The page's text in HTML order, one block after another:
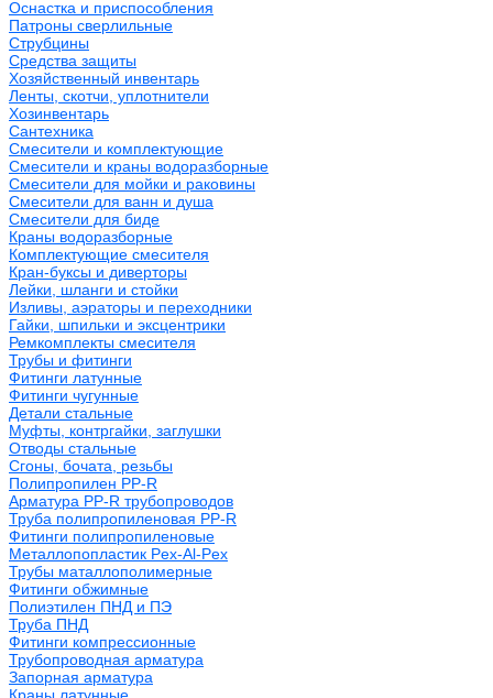
Оснастка и приспособления
Патроны сверлильные
Струбцины
Средства защиты
Хозяйственный инвентарь
Ленты, скотчи, уплотнители
Хозинвентарь
Сантехника
Смесители и комплектующие
Смесители и краны водоразборные
Смесители для мойки и раковины
Смесители для ванн и душа
Смесители для биде
Краны водоразборные
Комплектующие смесителя
Кран-буксы и диверторы
Лейки, шланги и стойки
Изливы, аэраторы и переходники
Гайки, шпильки и эксцентрики
Ремкомплекты смесителя
Трубы и фитинги
Фитинги латунные
Фитинги чугунные
Детали стальные
Муфты, контргайки, заглушки
Отводы стальные
Сгоны, бочата, резьбы
Полипропилен PP-R
Арматура PP-R трубопроводов
Труба полипропиленовая PP-R
Фитинги полипропиленовые
Металлопопластик Pex-Al-Pex
Трубы маталлополимерные
Фитинги обжимные
Полиэтилен ПНД и ПЭ
Труба ПНД
Фитинги компрессионные
Трубопроводная арматура
Запорная арматура
Краны латунные